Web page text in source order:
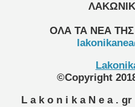
ΟΛΑ ΤΑ ΝΕΑ
©Copyright
L a k o n i k a N e a . gr